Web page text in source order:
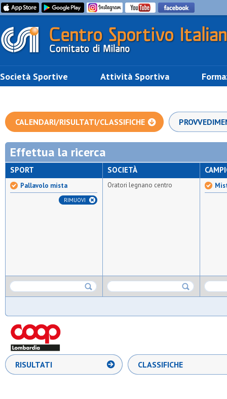
Società Sportive Attività Sportiva
CALENDARI/RISULTATI/CLASSIFICHE
Effettua la ricerca
SPORT
Pallavolo mista
RIMUOVI
SOCIETÀ
Oratori legnano centro
RISULTATI CLASSIFICHE